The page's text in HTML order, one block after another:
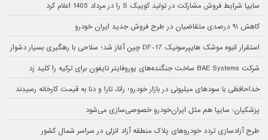
سایپا شرایط فروش مشارکت در تولید کوییک S را در مرداد 1405 اعلام کرد
کاهش ۹۱ درصدی متقاضیان در طرح فروش جدید ایران خودرو
استقرار انبوه موشک هایپرسونیک DF-17 چین آغاز شد؛ سلاحی با رهگیری بسیار دشوار
شرکت BAE Systems ساخت جنگنده‌های یوروفایتر تایفون برای ترکیه را کلید زد
خداحافظی با سودهای میلیونی در بازار خودرو؛ رانا، تارا و دنا به قیمت کارخانه رسیدند
پزشکیان: سایپا هم مثل ایران‌خودرو خصوصی‌سازی می‌شود
طرح آزادسازی تردد خودروهای پلاک منطقه آزاد انزلی در سراسر شمال کشور